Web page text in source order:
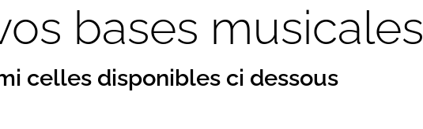
bases musicales
celles disponibles ci dessous